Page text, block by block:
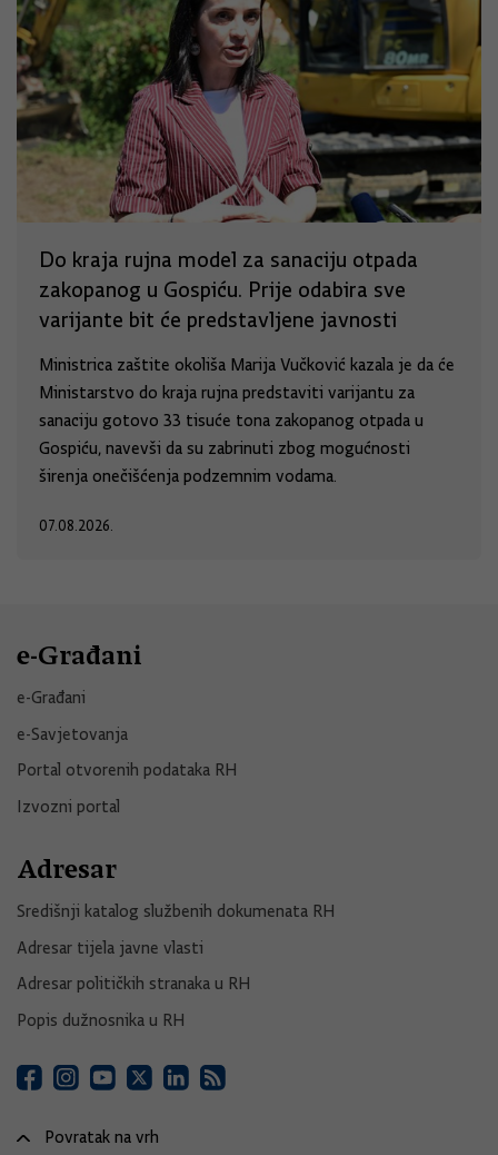
Do kraja rujna model za sanaciju otpada
zakopanog u Gospiću. Prije odabira sve
varijante bit će predstavljene javnosti
Ministrica zaštite okoliša Marija Vučković kazala je da će
Ministarstvo do kraja rujna predstaviti varijantu za
sanaciju gotovo 33 tisuće tona zakopanog otpada u
Gospiću, navevši da su zabrinuti zbog mogućnosti
širenja onečišćenja podzemnim vodama.
07.08.2026.
e-Građani
e-Građani
e-Savjetovanja
Portal otvorenih podataka RH
Izvozni portal
Adresar
Središnji katalog službenih dokumenata RH
Adresar tijela javne vlasti
Adresar političkih stranaka u RH
Popis dužnosnika u RH
Povratak na vrh